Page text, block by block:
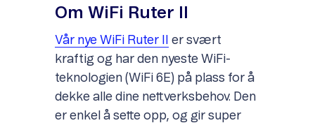
Om WiFi Ruter II
Vår nye WiFi Ruter II
er svært
kraftig og har den nyeste WiFi-
teknologien (WiFi 6E) på plass for å
dekke alle dine nettverksbehov. Den
er enkel å sette opp, og gir super